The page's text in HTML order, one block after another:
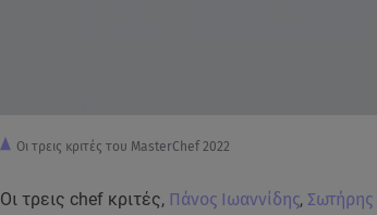
Οι τρεις κριτές του MasterChef 2022
Οι τρεις chef κριτές, Πάνος Ιωαννίδης,Σωτήρης